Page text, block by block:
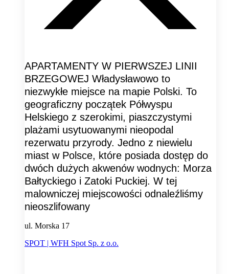
APARTAMENTY W PIERWSZEJ LINII
BRZEGOWEJ Władysławowo to
niezwykłe miejsce na mapie Polski. To
geograficzny początek Półwyspu
Helskiego z szerokimi, piaszczystymi
plażami usytuowanymi nieopodal
rezerwatu przyrody. Jedno z niewielu
miast w Polsce, które posiada dostęp do
dwóch dużych akwenów wodnych: Morza
Bałtyckiego i Zatoki Puckiej. W tej
malowniczej miejscowości odnaleźliśmy
nieoszlifowany
ul. Morska 17
SPOT | WFH Spot Sp. z o.o.